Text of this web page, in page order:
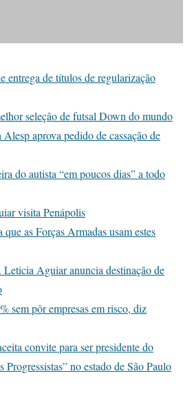
entrega de títulos de regularização
seleção de futsal Down do mundo
aprova pedido de cassação de
do autista “em poucos dias” a todo
visita Penápolis
as Forças Armadas usam estes
Aguiar anuncia destinação de
sem pôr empresas em risco, diz
convite para ser presidente do
no estado de São Paulo